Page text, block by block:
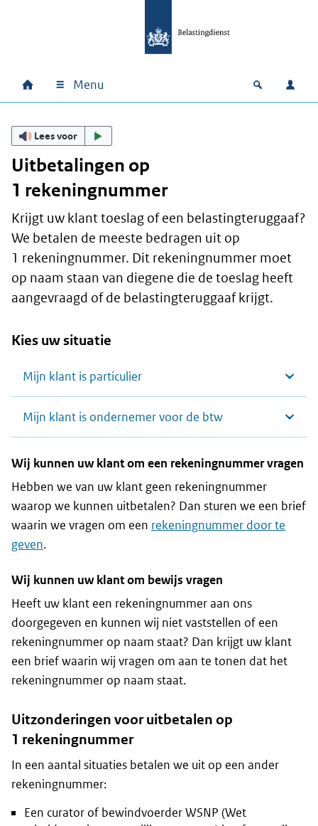
Hoofdnavigatie
Home Menu Open
Lees voor
Uitbetalingen op
1 rekeningnummer
Krijgt uw klant toeslag of een belastingteruggaaf?
We betalen de meeste bedragen uit op
1 rekeningnummer. Dit rekeningnummer moet
op naam staan van diegene die de toeslag heeft
aangevraagd of de belastingteruggaaf krijgt.
Kies uw situatie
Mijn klant is particulier
Mijn klant is ondernemer voor de btw
Wij kunnen uw klant om een rekeningnummer vragen
Hebben we van uw klant geen rekeningnummer
waarop we kunnen uitbetalen? Dan sturen we een brief
waarin we vragen om een rekeningnummer door te
geven.
Wij kunnen uw klant om bewijs vragen
Heeft uw klant een rekeningnummer aan ons
doorgegeven en kunnen wij niet vaststellen of een
rekeningnummer op naam staat? Dan krijgt uw klant
een brief waarin wij vragen om aan te tonen dat het
rekeningnummer op naam staat.
Uitzonderingen voor uitbetalen op
1 rekeningnummer
In een aantal situaties betalen we uit op een ander
rekeningnummer:
Een curator of bewindvoerder WSNP (Wet